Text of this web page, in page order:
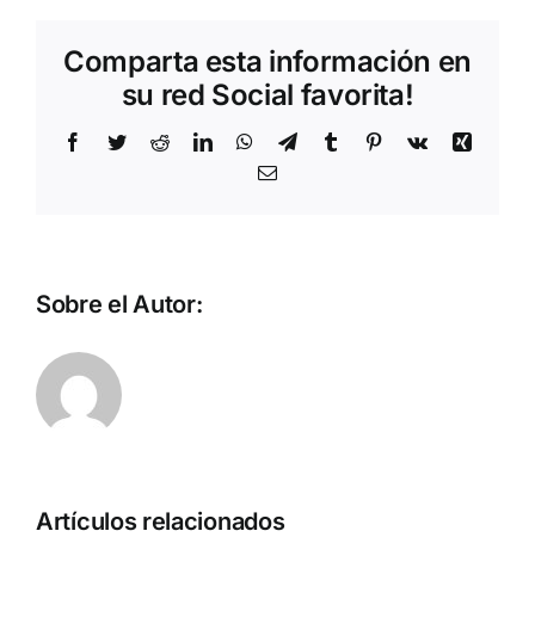
los
en
Comparta esta información en
su red Social favorita!
Facebook
TwitterRedditLinkedInWhatsApp
Telegram
TumblrPinterest
Vk
Xing
Correo
Sobre el Autor:
Artículos relacionados